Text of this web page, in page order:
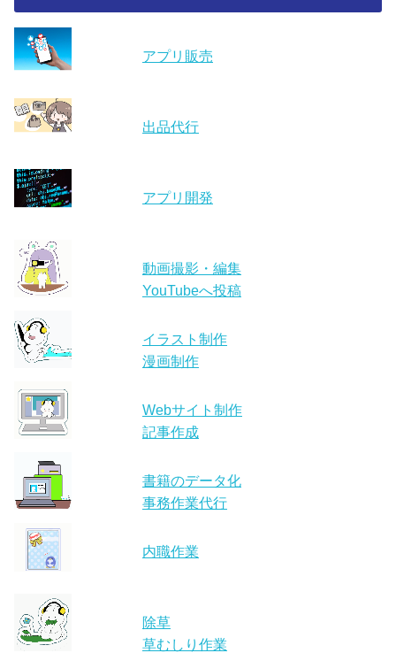
アプリ販売
出品代行
アプリ開発
動画撮影・編集
YouTubeへ投稿
イラスト制作
漫画制作
Webサイト制作
記事作成
書籍のデータ化
事務作業代行
内職作業
除草
草むしり作業